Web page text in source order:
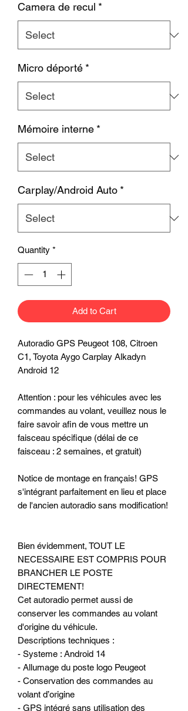
Camera de recul *
Micro déporté *
Mémoire interne *
Carplay/Android Auto *
Quantity *
Add to Cart
Autoradio GPS Peugeot 108, Citroen
C1, Toyota Aygo Carplay Alkadyn
Android 12
Attention : pour les véhicules avec les
commandes au volant, veuillez nous le
faire savoir afin de vous mettre un
faisceau spécifique (délai de ce
faisceau : 2 semaines, et gratuit)
Notice de montage en français! GPS
s'intégrant parfaitement en lieu et place
de l'ancien autoradio sans modification!
Bien évidemment, TOUT LE
NECESSAIRE EST COMPRIS POUR
BRANCHER LE POSTE
DIRECTEMENT!
Cet autoradio permet aussi de
conserver les commandes au volant
d'origine du véhicule.
Descriptions techniques :
- Systeme : Android 14
- Allumage du poste logo Peugeot
- Conservation des commandes au
volant d’origine
- GPS intégré sans utilisation des